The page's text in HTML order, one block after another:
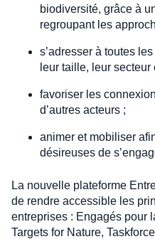
biodiversité, grâce à
regroupant les
s’adresser à toutes
leur taille, leur
favoriser les
d’autres acteurs ;
animer et mobiliser
désireuses de
La nouvelle plateforme
de rendre accessible les
entreprises : Engagés pour
Targets for Nature,